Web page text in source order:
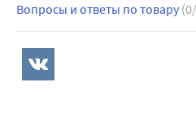
Вопросы и ответы по товару